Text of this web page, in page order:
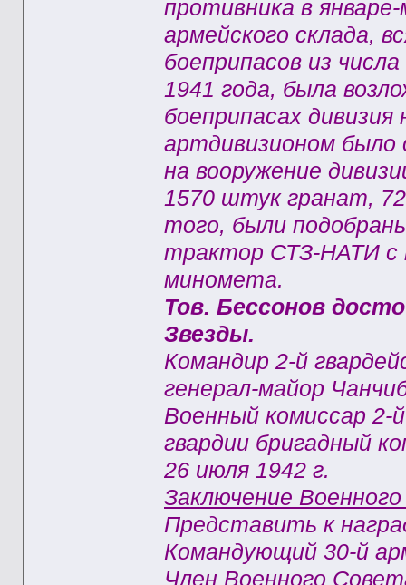
противника в
армейского склада,
боеприпасов из
1941 года, была
боеприпасах
артдивизионом было
на вооружение
1570 штук гранат,
того, были
трактор СТЗ-НАТИ с
миномета.
Тов. Бессонов
Звезды.
Командир 2-й
генерал-майор
Военный комиссар 2-
гвардии бригадный
26 июля 1942 г.
Заключение
Представить к
Командующий 30-й
Член Военного